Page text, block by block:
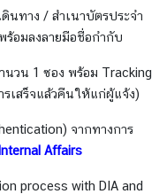
นทาง / สำเนาบัตรประจำ
ร้อมลงลายมือชื่อกำกับ
วน 1 ซอง พร้อม Tracking
เสร็จแล้วคืนให้แก่ผู้แจ้ง)
จากทางการ
Affairs
process with DIA and